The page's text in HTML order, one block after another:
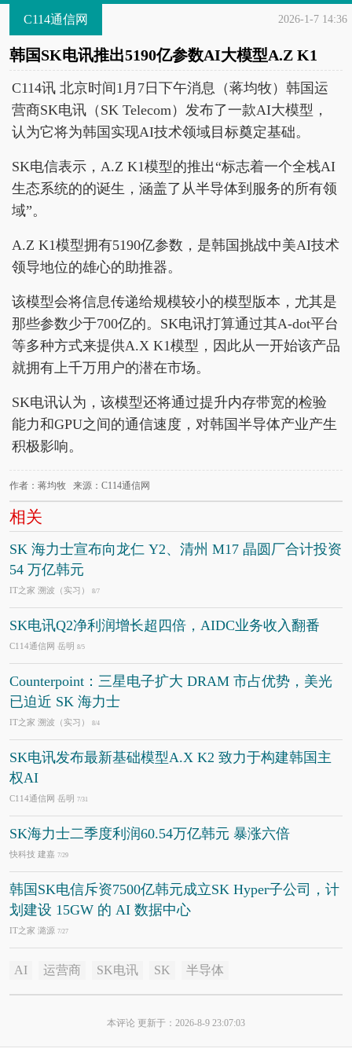
C114通信网 2026-1-7 14:36
韩国SK电讯推出5190亿参数AI大模型A.Z K1
C114讯 北京时间1月7日下午消息（蒋均牧）韩国运
营商SK电讯（SK Telecom）发布了一款AI大模型，
认为它将为韩国实现AI技术领域目标奠定基础。
SK电信表示，A.Z K1模型的推出“标志着一个全栈AI
生态系统的的诞生，涵盖了从半导体到服务的所有领
域”。
A.Z K1模型拥有5190亿参数，是韩国挑战中美AI技术
领导地位的雄心的助推器。
该模型会将信息传递给规模较小的模型版本，尤其是
那些参数少于700亿的。SK电讯打算通过其A-dot平台
等多种方式来提供A.X K1模型，因此从一开始该产品
就拥有上千万用户的潜在市场。
SK电讯认为，该模型还将通过提升内存带宽的检验
能力和GPU之间的通信速度，对韩国半导体产业产生
积极影响。
作者：蒋均牧 来源：C114通信网
相关
SK 海力士宣布向龙仁 Y2、清州 M17 晶圆厂合计投资
54 万亿韩元
IT之家 溯波（实习） 8/7
SK电讯Q2净利润增长超四倍，AIDC业务收入翻番
C114通信网 岳明 8/5
Counterpoint：三星电子扩大 DRAM 市占优势，美光
已迫近 SK 海力士
IT之家 溯波（实习） 8/4
SK电讯发布最新基础模型A.X K2 致力于构建韩国主
权AI
C114通信网 岳明 7/31
SK海力士二季度利润60.54万亿韩元 暴涨六倍
快科技 建嘉 7/29
韩国SK电信斥资7500亿韩元成立SK Hyper子公司，计
划建设 15GW 的 AI 数据中心
IT之家 潞源 7/27
AI 运营商 SK电讯 SK 半导体
本评论 更新于：2026-8-9 23:07:03